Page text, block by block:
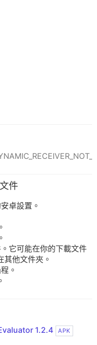
件
卓設置。
它可能在你的下載文件
其他文件夾。
。
1.2.4
APK